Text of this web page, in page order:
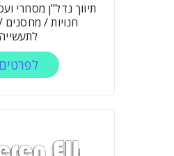
תיווך נדל"ן מסחרי
חנויות / מחסנים
לתעשייה
לפרטים